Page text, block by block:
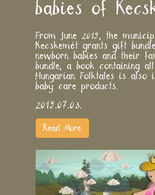
babies of
From June 2019, the
Kecskemét grants gift
newborn babies and their
bundle, a book containing
Hungarian Folktales is also
baby care products.
2019.07.03.
Read More